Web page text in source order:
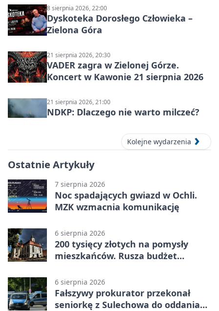
8 sierpnia 2026, 22:00
Dyskoteka Dorosłego Człowieka –
Zielona Góra
21 sierpnia 2026, 20:30
VADER zagra w Zielonej Górze.
Koncert w Kawonie 21 sierpnia 2026
21 sierpnia 2026, 21:00
NDKP: Dlaczego nie warto milczeć?
Kolejne wydarzenia
Ostatnie Artykuły
7 sierpnia 2026
Noc spadających gwiazd w Ochli.
MZK wzmacnia komunikację
6 sierpnia 2026
200 tysięcy złotych na pomysły
mieszkańców. Rusza budżet
6 sierpnia 2026
Fałszywy prokurator przekonał
seniorkę z Sulechowa do oddania